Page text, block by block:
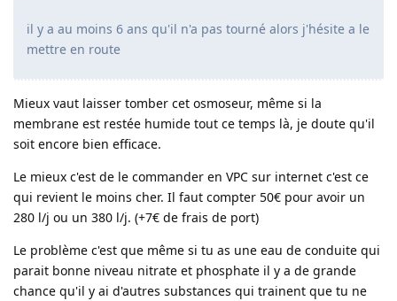
il y a au moins 6 ans qu'il n'a pas tourné alors j'hésite a le
mettre en route
Mieux vaut laisser tomber cet osmoseur, même si la
membrane est restée humide tout ce temps là, je doute qu'il
soit encore bien efficace.
Le mieux c'est de le commander en VPC sur internet c'est ce
qui revient le moins cher. Il faut compter 50€ pour avoir un
280 l/j ou un 380 l/j. (+7€ de frais de port)
Le problème c'est que même si tu as une eau de conduite qui
parait bonne niveau nitrate et phosphate il y a de grande
chance qu'il y ai d'autres substances qui trainent que tu ne